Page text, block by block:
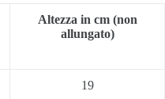
Altezza in cm (non
allungato)
19